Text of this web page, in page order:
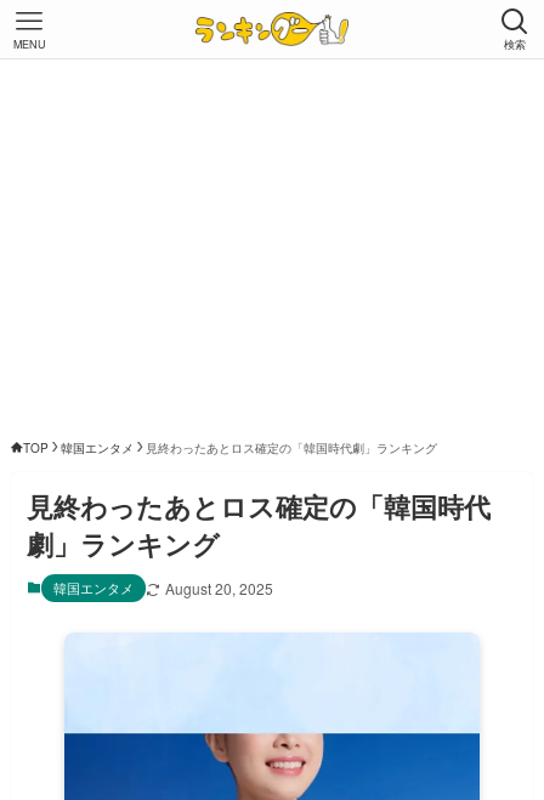
検索
MENU
TOP 韓国エンタメ 見終わったあとロス確定の「韓国時代劇」ランキング
見終わったあとロス確定の「韓国時代
劇」ランキング
韓国エンタメ August 20, 2025